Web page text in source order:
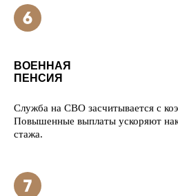
ВОЕННАЯ
ПЕНСИЯ
Служба на СВО засчитывается с
Повышенные выплаты ускоряют
стажа.